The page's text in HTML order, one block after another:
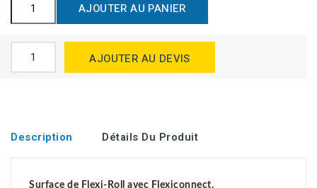
AJOUTER AU PANIER
AJOUTER AU DEVIS
Description Détails Du Produit
Surface de Flexi-Roll avec Flexiconnect.